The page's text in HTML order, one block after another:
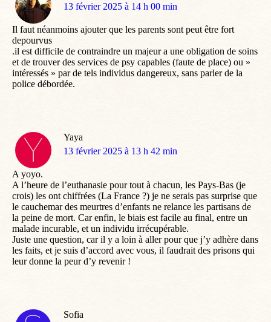
dit
13 février 2025 à 14 h 00 min
Il faut néanmoins ajouter que les parents sont peut être fort
depourvus
.il est difficile de contraindre un majeur a une obligation de soins
et de trouver des services de psy capables (faute de place) ou »
intéressés » par de tels individus dangereux, sans parler de la
police débordée.
Yaya
dit
13 février 2025 à 13 h 42 min
A yoyo.
A l’heure de l’euthanasie pour tout à chacun, les Pays-Bas (je
crois) les ont chiffrées (La France ?) je ne serais pas surprise que
le cauchemar des meurtres d’enfants ne relance les partisans de
la peine de mort. Car enfin, le biais est facile au final, entre un
malade incurable, et un individu irrécupérable.
Juste une question, car il y a loin à aller pour que j’y adhère dans
les faits, et je suis d’accord avec vous, il faudrait des prisons qui
leur donne la peur d’y revenir !
Sofia